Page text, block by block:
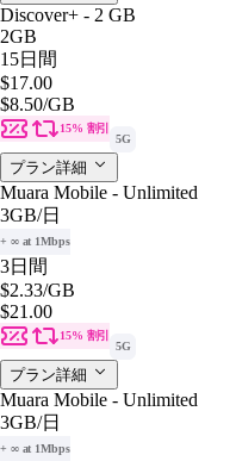
Discover+ - 2 GB
2GB
15日間
$17.00
$8.50/GB
15% 割引
5G
プラン詳細
Muara Mobile - Unlimited
3GB/日
+ ∞ at 1Mbps
3日間
$2.33/GB
$21.00
15% 割引
5G
プラン詳細
Muara Mobile - Unlimited
3GB/日
+ ∞ at 1Mbps